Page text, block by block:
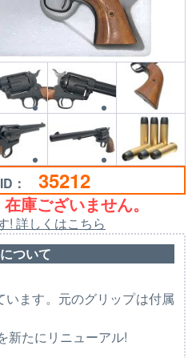
： 35212
庫ございません。
! 詳しくはこちら
ついて
ます。元のグリップは付属
新たにリニューアル!